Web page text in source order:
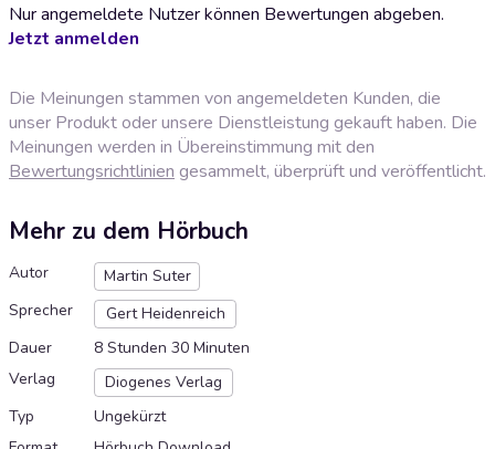
Nur angemeldete Nutzer können Bewertungen abgeben.
Jetzt anmelden
Die Meinungen stammen von angemeldeten Kunden, die
unser Produkt oder unsere Dienstleistung gekauft haben. Die
Meinungen werden in Übereinstimmung mit den
Bewertungsrichtlinien gesammelt, überprüft und veröffentlicht.
Mehr zu dem Hörbuch
Autor
Martin Suter
Sprecher
Gert Heidenreich
Dauer
8 Stunden 30 Minuten
Verlag
Diogenes Verlag
Typ
Ungekürzt